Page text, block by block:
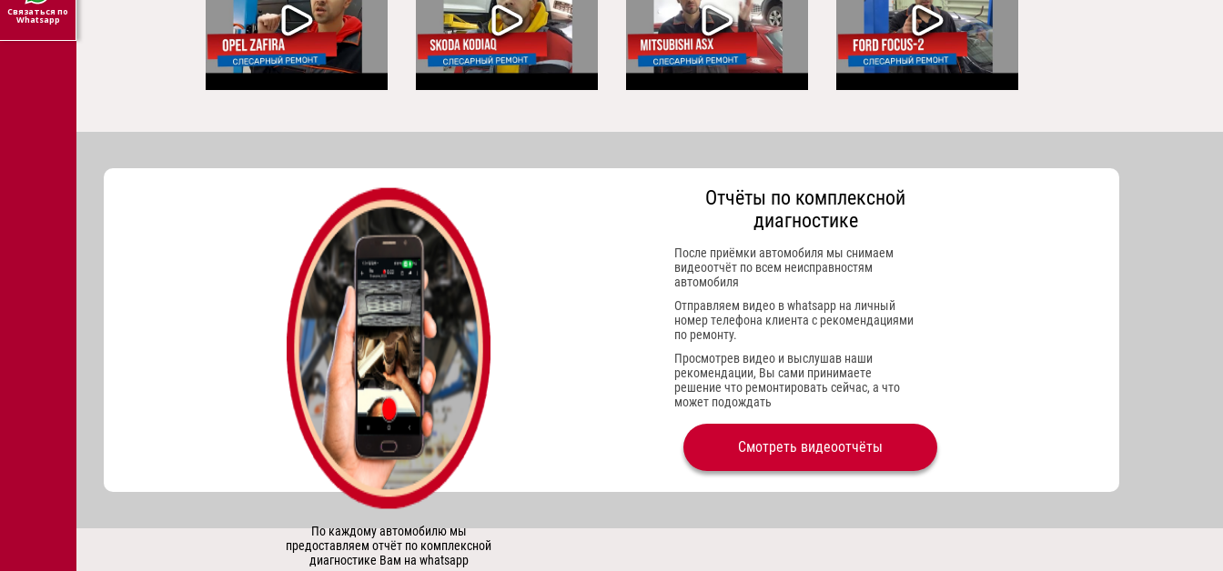
По каждому автомобилю мы
предоставляем отчёт по комплексной
диагностике Вам на whatsapp
Отчёты по комплексной
диагностике
После приёмки автомобиля мы снимаем
видеоотчёт по всем неисправностям
автомобиля
Отправляем видео в whatsapp на личный
номер телефона клиента с рекомендациями
по ремонту.
Просмотрев видео и выслушав наши
рекомендации, Вы сами принимаете
решение что ремонтировать сейчас, а что
может подождать
Смотреть видеоотчёты
Связаться по
Whatsapp